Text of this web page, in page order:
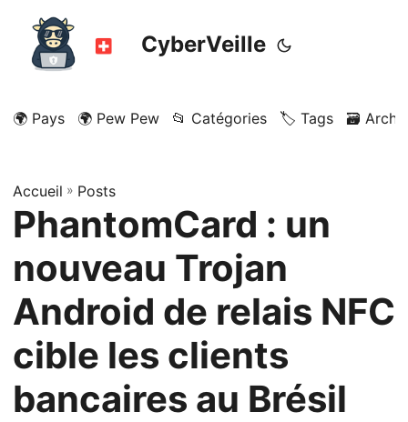
CyberVeille
🌍 Pays 🌍 Pew Pew 📂 Catégories 🏷️ Tags 🗃️
Accueil » Posts
PhantomCard : un
nouveau Trojan
Android de relais NFC
cible les clients
bancaires au Brésil